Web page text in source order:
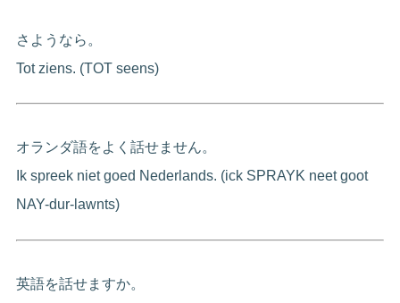
さようなら。
Tot ziens. (TOT seens)
オランダ語をよく話せません。
Ik spreek niet goed Nederlands. (ick SPRAYK neet goot
NAY-dur-lawnts)
英語を話せますか。